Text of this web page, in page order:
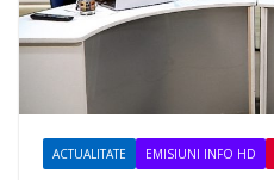
ACTUALITATE EMISIUNI INFO HD